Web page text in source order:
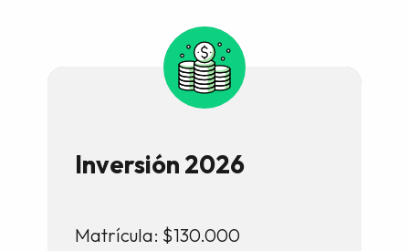
Inversión 2026
Matrícula: $130.000